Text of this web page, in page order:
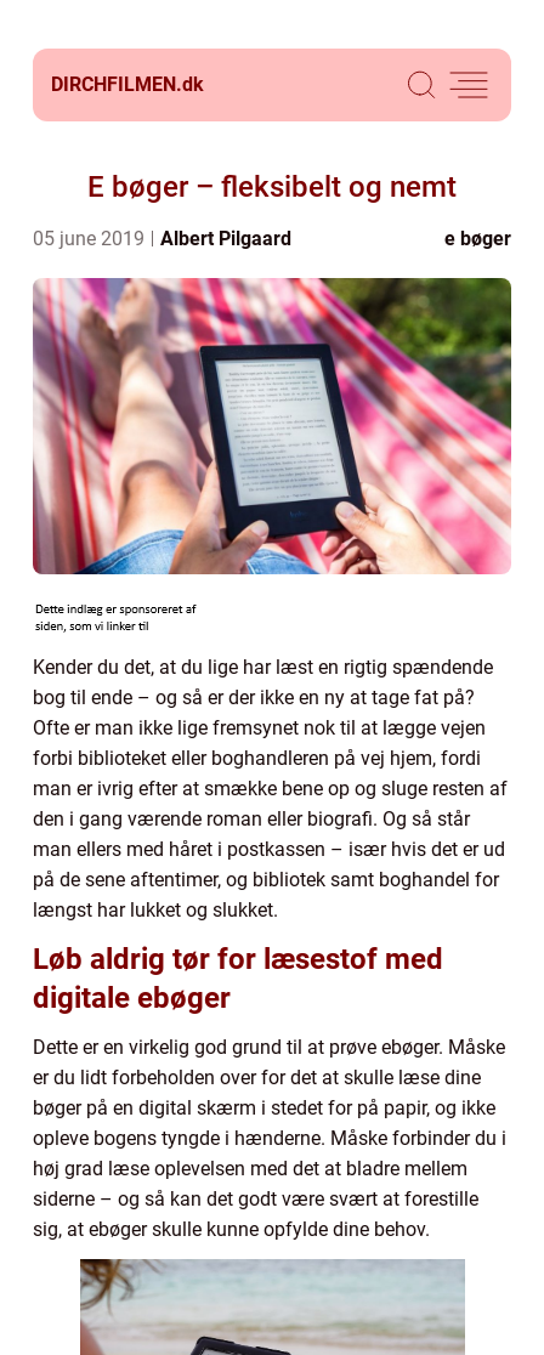
DIRCHFILMEN.dk
E bøger – fleksibelt og nemt
05 june 2019 Albert Pilgaard e bøger
Kender du det, at du lige har læst en rigtig spændende
bog til ende – og så er der ikke en ny at tage fat på?
Ofte er man ikke lige fremsynet nok til at lægge vejen
forbi biblioteket eller boghandleren på vej hjem, fordi
man er ivrig efter at smække bene op og sluge resten af
den i gang værende roman eller biografi. Og så står
man ellers med håret i postkassen – især hvis det er ud
på de sene aftentimer, og bibliotek samt boghandel for
længst har lukket og slukket.
Løb aldrig tør for læsestof med
digitale ebøger
Dette er en virkelig god grund til at prøve ebøger. Måske
er du lidt forbeholden over for det at skulle læse dine
bøger på en digital skærm i stedet for på papir, og ikke
opleve bogens tyngde i hænderne. Måske forbinder du i
høj grad læse oplevelsen med det at bladre mellem
siderne – og så kan det godt være svært at forestille
sig, at ebøger skulle kunne opfylde dine behov.